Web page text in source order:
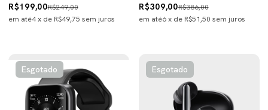
R$249,00
R$199,00
em até4x de R$49,75 sem juros
R$386,00
R$309,00
em até6x de R$51,50 sem juros
Esgotado Esgotado